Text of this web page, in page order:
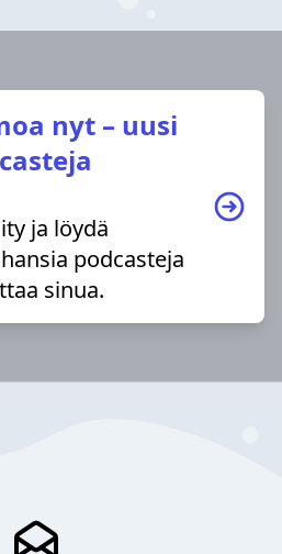
nyt – uusi
ja löydä
podcasteja
sinua.